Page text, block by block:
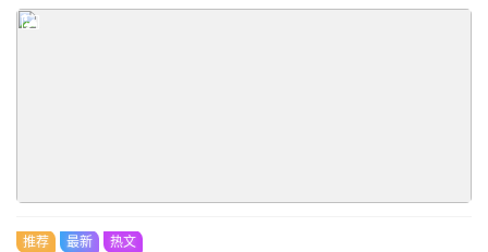
推荐 最新 热文